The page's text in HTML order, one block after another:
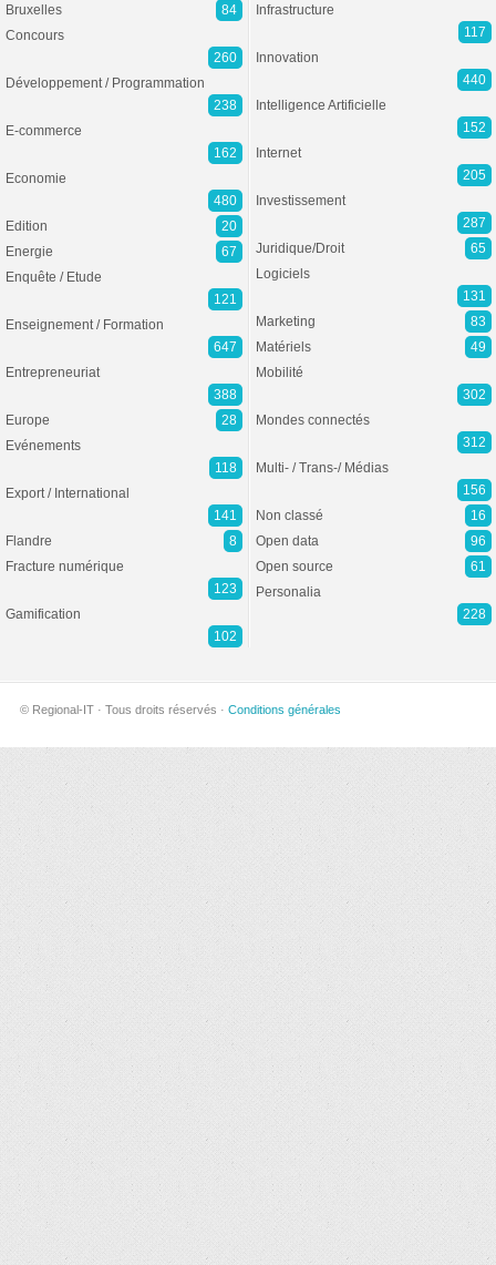
Bruxelles
84
Concours
260
Développement / Programmation
238
E-commerce
162
Economie
480
Edition
20
Energie
67
Enquête / Etude
121
Enseignement / Formation
647
Entrepreneuriat
388
Europe
28
Evénements
118
Export / International
141
Flandre
8
Fracture numérique
123
Gamification
102
Infrastructure
117
Innovation
440
Intelligence Artificielle
152
Internet
205
Investissement
287
Juridique/Droit
65
Logiciels
131
Marketing
83
Matériels
49
Mobilité
302
Mondes connectés
312
Multi- / Trans-/ Médias
156
Non classé
16
Open data
96
Open source
61
Personalia
228
© Regional-IT · Tous droits réservés · Conditions générales